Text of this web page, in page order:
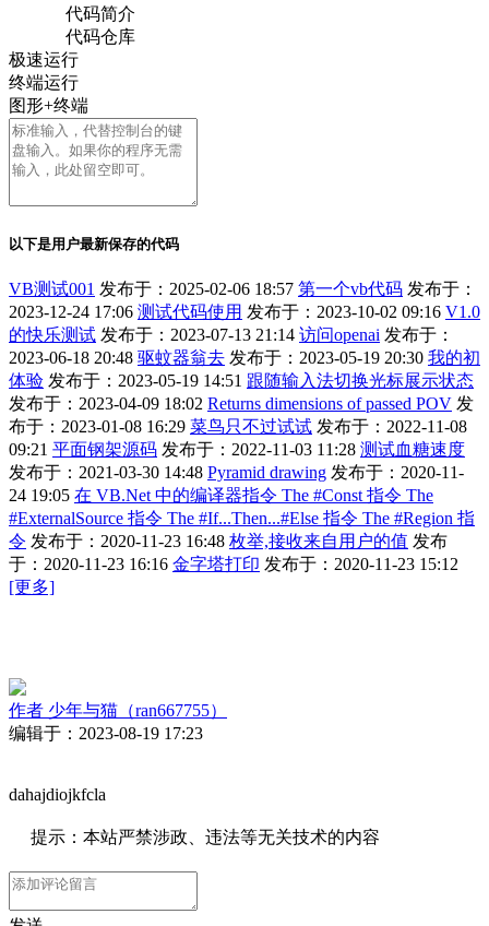
代码简介
代码仓库
极速运行
终端运行
图形+终端
以下是用户最新保存的代码
VB测试001 发布于：2025-02-06 18:57 第一个vb代码 发布于：
2023-12-24 17:06 测试代码使用 发布于：2023-10-02 09:16 V1.0
的快乐测试 发布于：2023-07-13 21:14 访问openai 发布于：
2023-06-18 20:48 驱蚊器翁去 发布于：2023-05-19 20:30 我的初
体验 发布于：2023-05-19 14:51 跟随输入法切换光标展示状态
发布于：2023-04-09 18:02 Returns dimensions of passed POV 发
布于：2023-01-08 16:29 菜鸟只不过试试 发布于：2022-11-08
09:21 平面钢架源码 发布于：2022-11-03 11:28 测试血糖速度
发布于：2021-03-30 14:48 Pyramid drawing 发布于：2020-11-
24 19:05 在 VB.Net 中的编译器指令 The #Const 指令 The
#ExternalSource 指令 The #If...Then...#Else 指令 The #Region 指
令 发布于：2020-11-23 16:48 枚举,接收来自用户的值 发布
于：2020-11-23 16:16 金字塔打印 发布于：2020-11-23 15:12
[更多]
作者 少年与猫（ran667755）
编辑于：2023-08-19 17:23
dahajdiojkfcla
提示：本站严禁涉政、违法等无关技术的内容